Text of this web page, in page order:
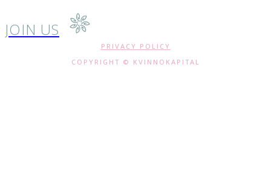
JOIN US
PRIVACY POLICY
COPYRIGHT © KVINNOKAPITAL